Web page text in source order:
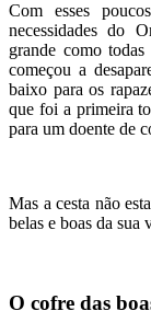
Com esses
necessidades do
grande como
começou a
baixo para os
que foi a primeira
para um doente de
Mas a cesta não
belas e boas da sua
O cofre das